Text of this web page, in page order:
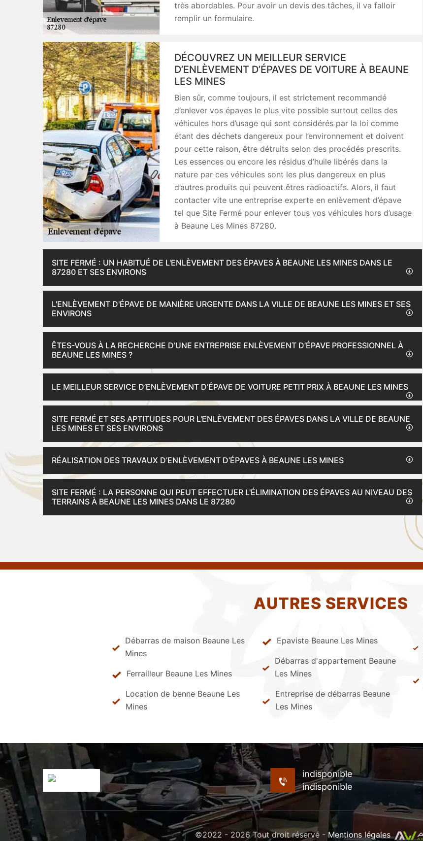
très abordables. Pour avoir un devis des tâches, il va falloir
remplir un formulaire.
DÉCOUVREZ UN MEILLEUR SERVICE
D’ENLÈVEMENT D’ÉPAVES DE VOITURE À BEAUNE
LES MINES
Bien sûr, comme toujours, il est strictement recommandé
d’enlever vos épaves le plus vite possible surtout celles des
véhicules hors d’usage qui sont considérés par la loi comme
étant des déchets dangereux pour l’environnement et doivent
pour cette raison, être détruits selon des procédés prescrits.
Les essences ou encore les résidus d’huile libérés dans la
nature par ces véhicules sont les plus dangereux en plus
d’autres produits qui peuvent êtres radioactifs. Alors, il faut
contacter vite une entreprise experte en enlèvement d’épave
tel que Site Fermé pour enlever tous vos véhicules hors d’usage
à Beaune Les Mines 87280.
SITE FERMÉ : UN HABITUÉ DE L'ENLÈVEMENT DES ÉPAVES À BEAUNE LES MINES DANS LE
87280 ET SES ENVIRONS
L'ENLÈVEMENT D'ÉPAVE DE MANIÈRE URGENTE DANS LA VILLE DE BEAUNE LES MINES ET SES
ENVIRONS
ÊTES-VOUS À LA RECHERCHE D’UNE ENTREPRISE ENLÈVEMENT D’ÉPAVE PROFESSIONNEL À
BEAUNE LES MINES ?
LE MEILLEUR SERVICE D’ENLÈVEMENT D’ÉPAVE DE VOITURE PETIT PRIX À BEAUNE LES MINES
SITE FERMÉ ET SES APTITUDES POUR L'ENLÈVEMENT DES ÉPAVES DANS LA VILLE DE BEAUNE
LES MINES ET SES ENVIRONS
RÉALISATION DES TRAVAUX D’ENLÈVEMENT D’ÉPAVES À BEAUNE LES MINES
SITE FERMÉ : LA PERSONNE QUI PEUT EFFECTUER L'ÉLIMINATION DES ÉPAVES AU NIVEAU DES
TERRAINS À BEAUNE LES MINES DANS LE 87280
AUTRES SERVICES
Débarras de maison Beaune Les
Mines
Ferrailleur Beaune Les Mines
Location de benne Beaune Les
Mines
Epaviste Beaune Les Mines
Débarras d'appartement Beaune
Les Mines
Entreprise de débarras Beaune
Les Mines
indisponible
indisponible
©2022 - 2026 Tout droit réservé - Mentions légales